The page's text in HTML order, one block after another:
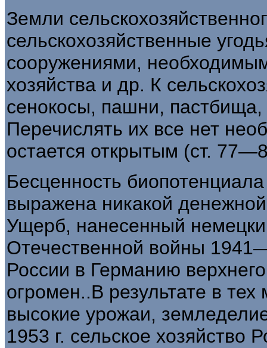
Земли
сель­скохозяйственные
сооружениями,
хозяйства и др. К
сенокосы, пашни,
Перечислять их все нет
остается открытым (ст.
Бесценность
выражена ника­кой
Ущерб, нанесенный
Отечественной войны
России в Германию
огромен..В результате в
высо­кие урожаи,
1953 г. сель­ское хозяйство